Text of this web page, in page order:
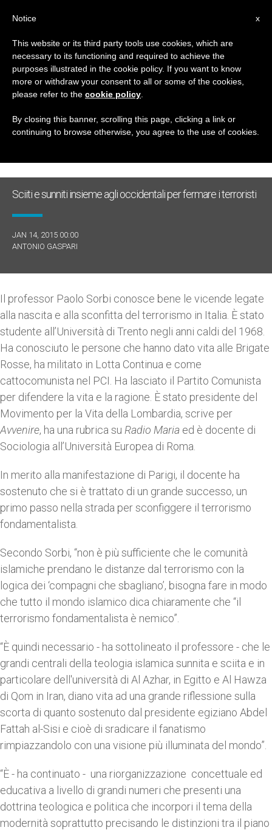
GIORNO
Gennaio 14th, 2015
ULTIME NOTIZIE
Sciiti e sunniti insieme agli occidentali per fermare i terroristi
JAN 14, 2015 00:00
ANTONIO GASPARI
Il professor Paolo Sorbi conosce bene le vicende legate
alla nascita e alla sconfitta del terrorismo in Italia. È stato
studente all’Università di Trento negli anni caldi del 1968.
Ha conosciuto le persone che hanno dato vita alle Brigate
Rosse, ha militato in Lotta Continua e come
cattocomunista nel PCI. Ha lasciato il Partito Comunista
per difendere la vita e la ragione. È stato presidente del
Movimento per la Vita della Lombardia, scrive per
Avvenire, ha una rubrica su Radio Maria ed è docente di
Sociologia all’Università Europea di Roma.
In merito alla manifestazione di Parigi, il docente ha
sostenuto che si è trattato di un grande successo, un
primo passo nella strada per sconfiggere il terrorismo
fondamentalista.
Secondo Sorbi, “non è più sufficiente che le comunità
islamiche prendano le distanze dal terrorismo con la
logica dei ‘compagni che sbagliano’, bisogna fare in modo
che tutto il mondo islamico dica chiaramente che “il
terrorismo fondamentalista è nemico”.
“È quindi necessario - ha sottolineato il professore - che le
grandi centrali della teologia islamica sunnita e sciita e in
particolare dell'università di Al Azhar, in Egitto e Al Hawza
di Qom in Iran, diano vita ad una grande riflessione sulla
scorta di quanto sostenuto dal presidente egiziano Abdel
Fattah al-Sisi e cioè di sradicare il fanatismo
rimpiazzandolo con una visione più illuminata del mondo”.
“È - ha continuato - una riorganizzazione concettuale ed
educativa a livello di grandi numeri che presenti una
dottrina teologica e politica che incorpori il tema della
modernità soprattutto precisando le distinzioni tra il piano
x
Notice
This website or its third party tools use cookies, which are
necessary to its functioning and required to achieve the
purposes illustrated in the cookie policy. If you want to know
more or withdraw your consent to all or some of the cookies,
please refer to the cookie policy
By closing this banner, scrolling this page, clicking a link or
continuing to browse otherwise, you agree to the use of cookies.